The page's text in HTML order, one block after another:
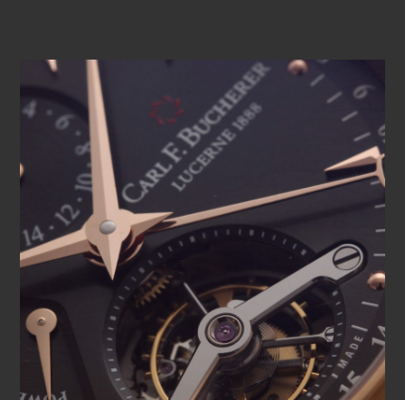
Tourbillon es la posibilidad de contemplar el tourbillon, pues
revela este complejo mecanismo en todo su esplendor.
Este magnífico reloj se completa con una esfera de estilo
armonioso, en consonancia con la fuerte personalidad y la
elegancia del Manero Tourbillon. El Manero Tourbillon, una
verdadera obra de arte.